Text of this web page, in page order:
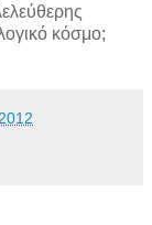
κόσμο;